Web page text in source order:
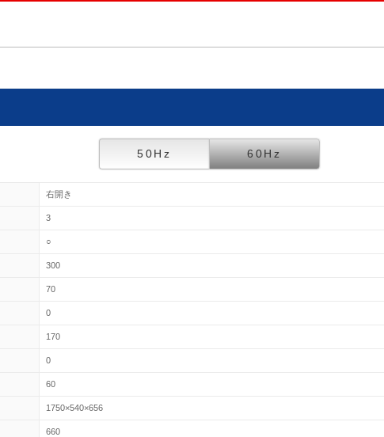
50Hz 60Hz
右開き
3
○
300
70
0
170
0
60
1750×540×656
660